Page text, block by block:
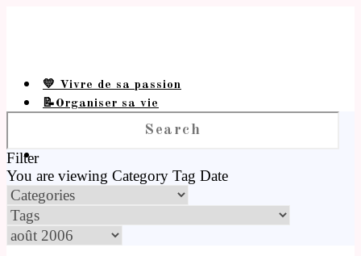
💛 Vivre de sa passion
📝Organiser sa vie
Filter
You are viewing Category Tag Date